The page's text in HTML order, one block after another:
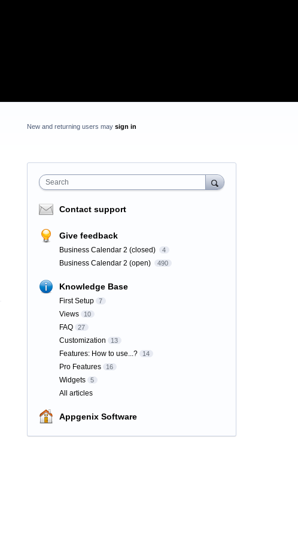
New and returning users may sign in
Search
Contact support
Give feedback
Business Calendar 2 (closed) 4
Business Calendar 2 (open) 490
Knowledge Base
First Setup 7
Views 10
FAQ 27
Customization 13
Features: How to use...? 14
Pro Features 16
Widgets 5
All articles
Appgenix Software